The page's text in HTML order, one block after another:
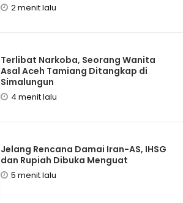
2 menit lalu
Terlibat Narkoba, Seorang Wanita
Asal Aceh Tamiang Ditangkap di
Simalungun
4 menit lalu
Jelang Rencana Damai Iran-AS, IHSG
dan Rupiah Dibuka Menguat
5 menit lalu